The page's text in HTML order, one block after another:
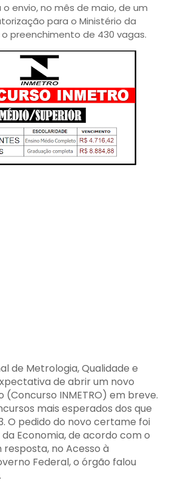
envio, no mês de maio, de um
para o Ministério da
o preenchimento de 430 vagas.
de Metrologia, Qualidade e
de abrir um novo
INMETRO) em breve.
mais esperados dos que
O pedido do novo certame foi
Economia, de acordo com o
no Acesso à
Federal, o órgão falou